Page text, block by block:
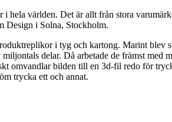
världen. Det är allt från stora
Design i Solna, Stockholm.
i tyg och kartong. Marint blev
delar. Då arbetade de främst
omvandlar bilden till en 3d-fil redo för
trycka ett och annat.